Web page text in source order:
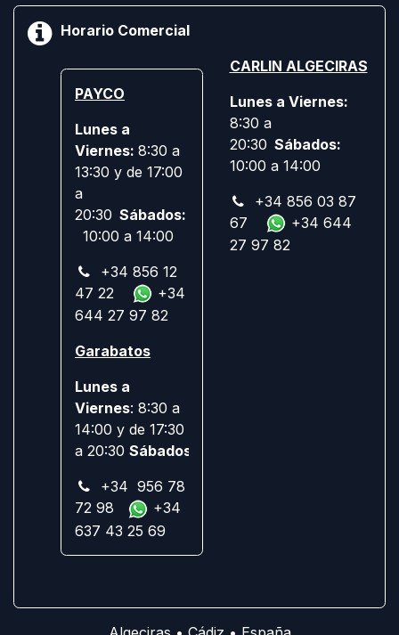
Horario Comercial
PAYCO
Lunes a
Viernes: 8:30 a
13:30 y de 17:00
a
20:30 Sábados:
10:00 a 14:00
+34 856 12
47 22
+34
644 27 97 82
Garabatos
Lunes a
Viernes: 8:30 a
14:00 y de 17:30
a 20:30 Sábados:
+34 956 78
72 98
+34
637 43 25 69
CARLIN ALGECIRAS
Lunes a Viernes:
8:30 a
20:30 Sábados:
10:00 a 14:00
+34 856 03 87
67
+34 644
27 97 82